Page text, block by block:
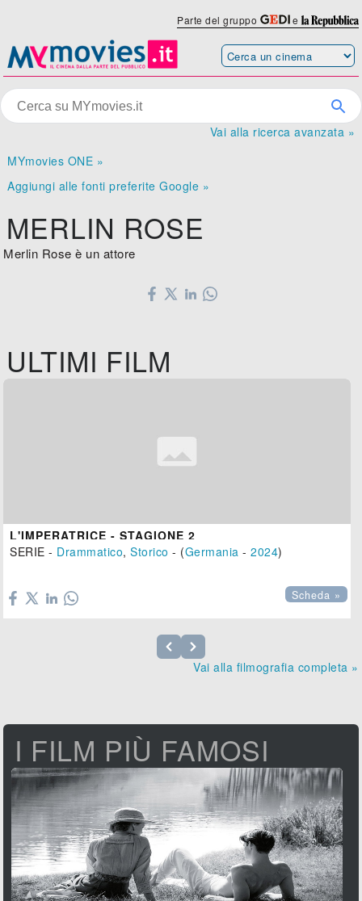
Parte del gruppo e
Vai alla ricerca avanzata »
MYmovies ONE »
Aggiungi alle fonti preferite Google »
MERLIN ROSE
Merlin Rose è un attore
ULTIMI FILM
L'IMPERATRICE - STAGIONE 2
SERIE - Drammatico,Storico - (Germania -2024)
Scheda »
Vai alla filmografia completa »
I FILM PIÙ FAMOSI